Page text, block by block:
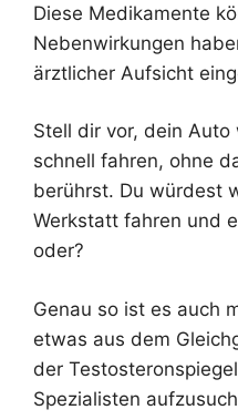
Diese Medikamente
Nebenwirkungen
ärztlicher Aufsicht
Stell dir vor, dein
schnell fahren, ohne
berührst. Du würdest
Werkstatt fahren und
oder?
Genau so ist es auch
etwas aus dem
der
Spezialisten